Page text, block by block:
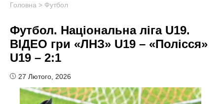
Головна > Футбол
Футбол. Національна ліга U19.
ВІДЕО гри «ЛНЗ» U19 – «Полісся»
U19 – 2:1
27 Лютого, 2026